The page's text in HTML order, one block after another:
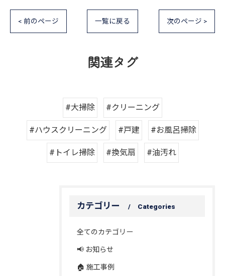
< 前のページ 一覧に戻る 次のページ >
関連タグ
#大掃除 #クリーニング
#ハウスクリーニング #戸建 #お風呂掃除
#トイレ掃除 #換気扇 #油汚れ
カテゴリー Categories
全てのカテゴリー
📢 お知らせ
🏠 施工事例